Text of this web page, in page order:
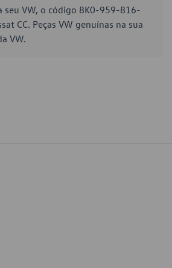
seu VW, o código 8K0-959-816-
CC. Peças VW genuínas na sua
VW.